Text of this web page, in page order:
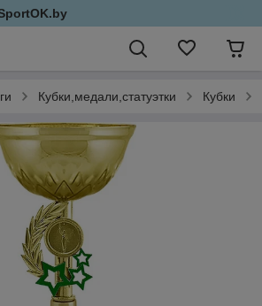
Кубки,медали,статуэтки Кубки